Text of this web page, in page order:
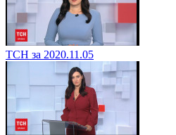
ТСН за 2020.11.05